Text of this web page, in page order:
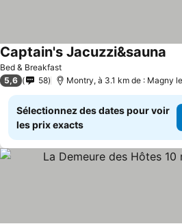
Bed & Breakfast
Captain's Jacuzzi&sauna
5,6 58 Montry, à 3.1 km de : Magny
Sélectionnez des dates pour voir
les prix exacts